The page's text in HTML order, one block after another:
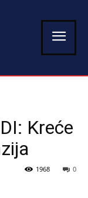
Kreće
0
1968